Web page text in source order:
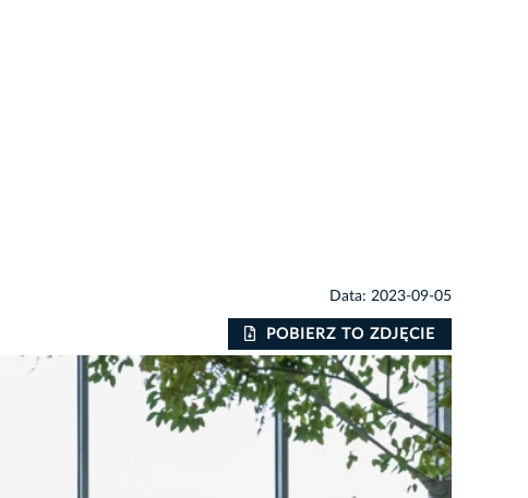
Data: 2023-09-05
POBIERZ TO ZDJĘCIE